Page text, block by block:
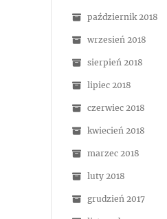
październik 2018
wrzesień 2018
sierpień 2018
lipiec 2018
czerwiec 2018
kwiecień 2018
marzec 2018
luty 2018
grudzień 2017